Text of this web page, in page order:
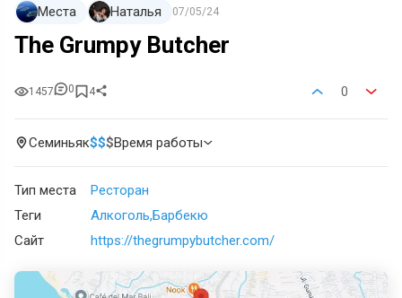
Места Наталья 07/05/24
The Grumpy Butcher
1457 0 4 0
Семиньяк$$$Время работы
Тип места
Ресторан
Теги
Алкоголь Барбекю
Сайт
https://thegrumpybutcher.com/